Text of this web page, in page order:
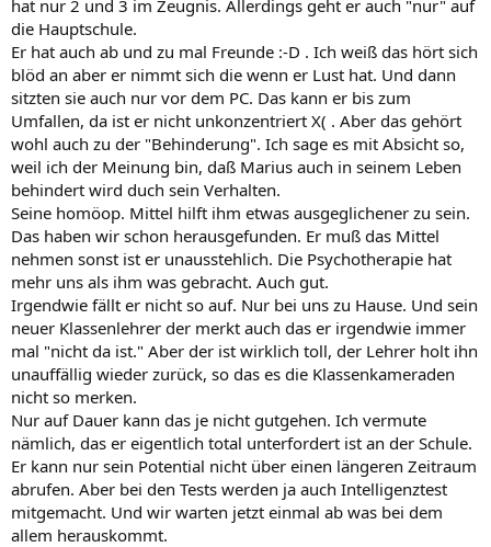
hat nur 2 und 3 im Zeugnis. Allerdings geht er auch "nur" auf
die Hauptschule.
Er hat auch ab und zu mal Freunde :-D . Ich weiß das hört sich
blöd an aber er nimmt sich die wenn er Lust hat. Und dann
sitzten sie auch nur vor dem PC. Das kann er bis zum
Umfallen, da ist er nicht unkonzentriert X( . Aber das gehört
wohl auch zu der "Behinderung". Ich sage es mit Absicht so,
weil ich der Meinung bin, daß Marius auch in seinem Leben
behindert wird duch sein Verhalten.
Seine homöop. Mittel hilft ihm etwas ausgeglichener zu sein.
Das haben wir schon herausgefunden. Er muß das Mittel
nehmen sonst ist er unausstehlich. Die Psychotherapie hat
mehr uns als ihm was gebracht. Auch gut.
Irgendwie fällt er nicht so auf. Nur bei uns zu Hause. Und sein
neuer Klassenlehrer der merkt auch das er irgendwie immer
mal "nicht da ist." Aber der ist wirklich toll, der Lehrer holt ihn
unauffällig wieder zurück, so das es die Klassenkameraden
nicht so merken.
Nur auf Dauer kann das je nicht gutgehen. Ich vermute
nämlich, das er eigentlich total unterfordert ist an der Schule.
Er kann nur sein Potential nicht über einen längeren Zeitraum
abrufen. Aber bei den Tests werden ja auch Intelligenztest
mitgemacht. Und wir warten jetzt einmal ab was bei dem
allem herauskommt.